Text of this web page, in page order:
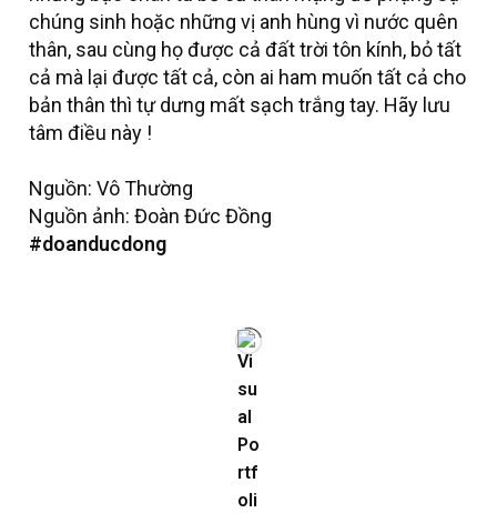
chúng sinh hoặc những vị anh hùng vì nước quên
thân, sau cùng họ được cả đất trời tôn kính, bỏ tất
cả mà lại được tất cả, còn ai ham muốn tất cả cho
bản thân thì tự dưng mất sạch trắng tay. Hãy lưu
tâm điều này !
Nguồn: Vô Thường
Nguồn ảnh: Đoàn Đức Đồng
#doanducdong